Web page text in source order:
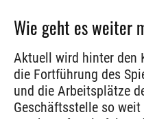
Wie geht es weiter
Aktuell wird hinter den
die Fortführung des
und die Arbeitsplätze
Geschäftsstelle so